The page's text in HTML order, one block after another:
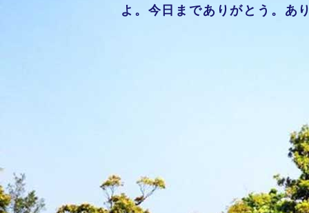
よ。今日までありがとう。あ